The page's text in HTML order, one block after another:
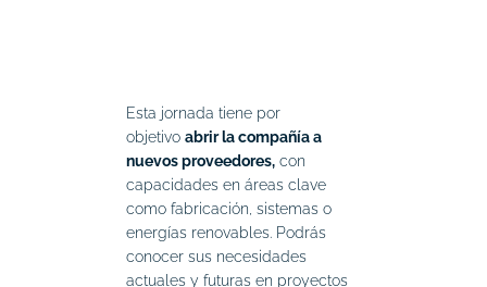
Esta jornada tiene por
objetivo abrir la compañía a
nuevos proveedores,con
capacidades en áreas clave
como fabricación, sistemas o
energías renovables. Podrás
conocer sus necesidades
actuales y futuras en proyectos